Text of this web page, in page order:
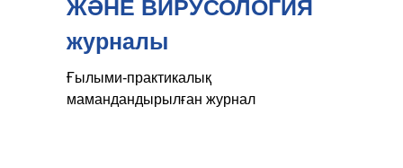
ЖӘНЕ ВИРУСОЛОГИЯ
журналы
Ғылыми-практикалық
мамандандырылған журнал